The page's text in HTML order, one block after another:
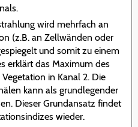
wird mehrfach an
(z.B. an Zellwänden oder
und somit zu einem
erklärt das Maximum des
in Kanal 2. Die
kann als grundlegender
Dieser Grundansatz findet
wieder.